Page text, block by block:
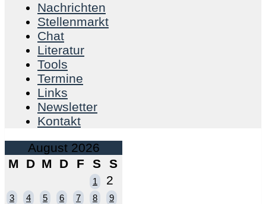
Nachrichten
Stellenmarkt
Chat
Literatur
Tools
Termine
Links
Newsletter
Kontakt
August 2026
M
D M D F S S
1 2
3 4 5 6 7 8 9